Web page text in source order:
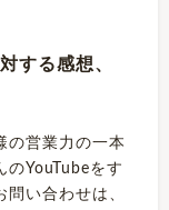
する感想、
の営業力の一本
のYouTubeをす
い合わせは、